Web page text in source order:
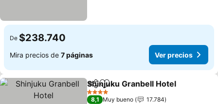
De $238.740
Mira precios de 7 páginas Ver precios
CompartirAgregar a favoritos
Shinjuku Granbell Hotel
4 Estrellas
8,1 Muy bueno
17.784